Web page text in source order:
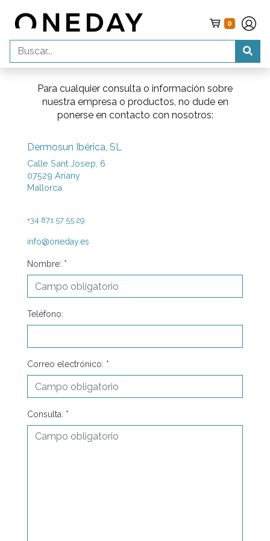
0
Para cualquier consulta o información sobre
nuestra empresa o productos, no dude en
ponerse en contacto con nosotros:
Dermosun Ibérica, SL
Calle Sant Josep, 6
07529 Ariany
Mallorca
+34 871 57 55 29
info@oneday.es
Nombre: *
Teléfono:
Correo electrónico: *
Consulta: *